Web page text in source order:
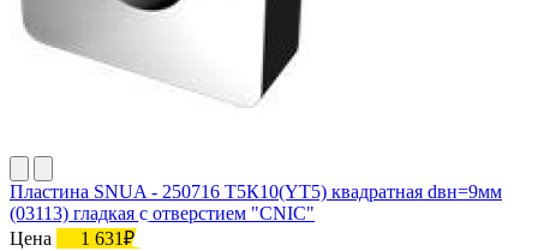
Пластина SNUA - 250716 Т5К10(YT5) квадратная dвн=9мм
(03113) гладкая с отверстием "CNIC"
Цена
1 631₽